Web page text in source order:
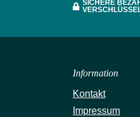
SICHERE
Information
Kontakt
Impressum